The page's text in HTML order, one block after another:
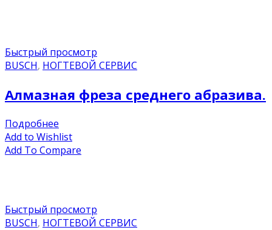
Быстрый просмотр
BUSCH, НОГТЕВОЙ СЕРВИС
Алмазная фреза среднего абразива.
Подробнее
Add to Wishlist
Add To Compare
Быстрый просмотр
BUSCH, НОГТЕВОЙ СЕРВИС